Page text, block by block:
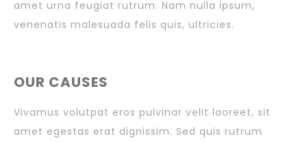
amet urna feugiat rutrum. Nam nulla ipsum,
venenatis malesuada felis quis, ultricies.
OUR CAUSES
Vivamus volutpat eros pulvinar velit laoreet, sit
amet egestas erat dignissim. Sed quis rutrum